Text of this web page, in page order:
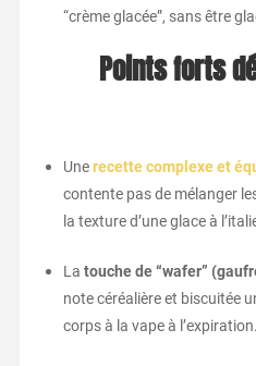
“crème glacée”, sans être
Points forts
Unerecette complexe et
contente pas de mélanger
la texture d’une glace à
La touche de “wafer”
note céréalière et biscuitée
corps à la vape à l’expiration.